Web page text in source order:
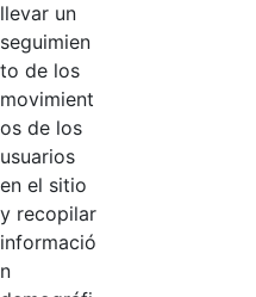
llevar un
seguimien
to de los
movimient
os de los
usuarios
en el sitio
y recopilar
informació
n